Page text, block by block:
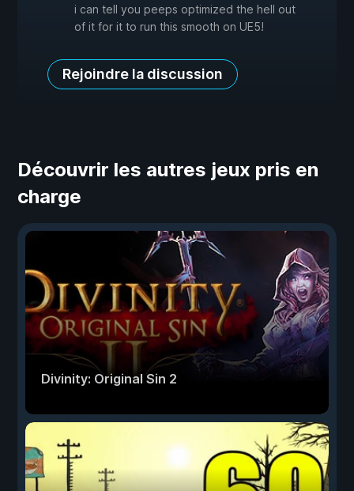
i can tell you peeps optimized the hell out
of it for it to run this smooth on UE5!
Rejoindre la discussion
Découvrir les autres jeux pris en
charge
Divinity: Original Sin 2